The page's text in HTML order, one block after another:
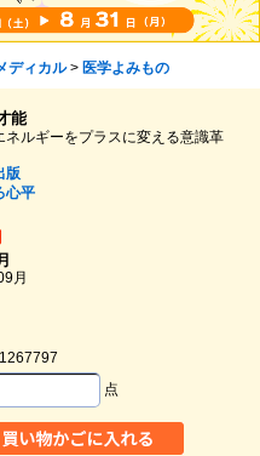
ディカル> 医学よみもの
能
ネルギーをプラスに変える意識革
版
心平
月
点